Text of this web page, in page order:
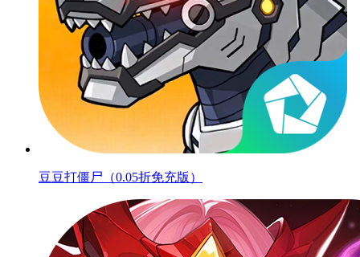
豆豆打僵尸（0.05折免充版）